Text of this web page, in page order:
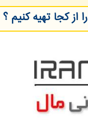
كجا تهیه كنیم ؟